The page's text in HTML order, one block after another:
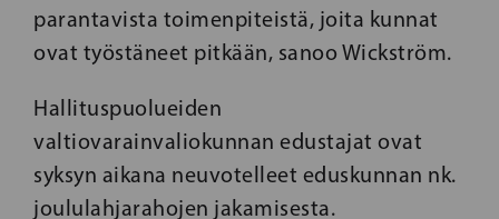
parantavista toimenpiteistä, joita kunnat
ovat työstäneet pitkään, sanoo Wickström.
Hallituspuolueiden
valtiovarainvaliokunnan edustajat ovat
syksyn aikana neuvotelleet eduskunnan nk.
joululahjarahojen jakamisesta.